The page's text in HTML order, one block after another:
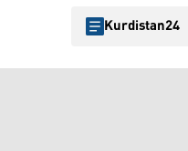
Kurdistan24